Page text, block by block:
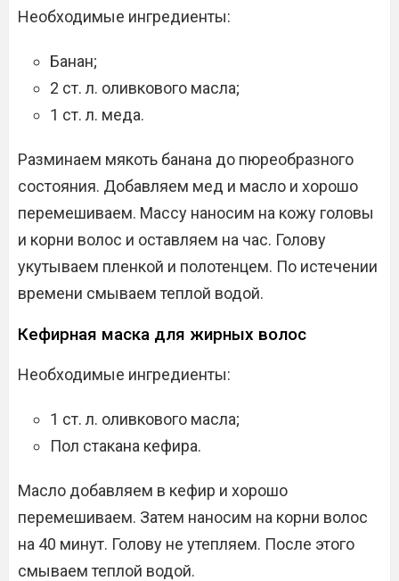
Необходимые ингредиенты:
Банан;
2 ст. л. оливкового масла;
1 ст. л. меда.
Разминаем мякоть банана до пюреобразного
состояния. Добавляем мед и масло и хорошо
перемешиваем. Массу наносим на кожу головы
и корни волос и оставляем на час. Голову
укутываем пленкой и полотенцем. По истечении
времени смываем теплой водой.
Кефирная маска для жирных волос
Необходимые ингредиенты:
1 ст. л. оливкового масла;
Пол стакана кефира.
Масло добавляем в кефир и хорошо
перемешиваем. Затем наносим на корни волос
на 40 минут. Голову не утепляем. После этого
смываем теплой водой.